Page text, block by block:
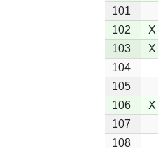
101
102
X
103
X
104
105
106
X
107
108